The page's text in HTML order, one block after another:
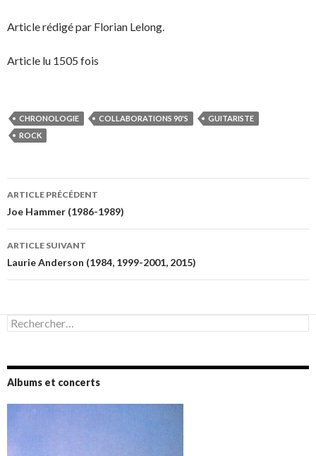
Article rédigé par Florian Lelong.
Article lu 1505 fois
CHRONOLOGIE COLLABORATIONS 90'S
GUITARISTE
ROCK
Navigation
des
articles
ARTICLE PRÉCÉDENT
Joe Hammer (1986-1989)
ARTICLE SUIVANT
Laurie Anderson (1984, 1999-2001, 2015)
Rechercher :
Albums et concerts